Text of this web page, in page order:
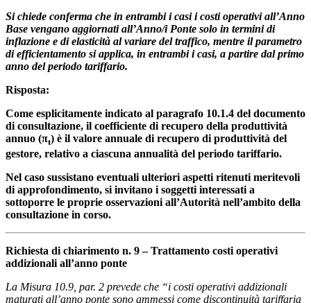
Si chiede conferma che in entrambi i casi i costi operativi all’Anno
Base vengano aggiornati all’Anno/i Ponte solo in termini di
inflazione e di elasticità al variare del traffico, mentre il parametro
di efficientamento si applica, in entrambi i casi, a partire dal primo
anno del periodo tariffario.
Risposta:
Come esplicitamente indicato al paragrafo 10.1.4 del documento
di consultazione, il coefficiente di recupero della produttività
annuo (πt) è il valore annuale di recupero di produttività del
gestore, relativo a ciascuna annualità del periodo tariffario.
Nel caso sussistano eventuali ulteriori aspetti ritenuti meritevoli
di approfondimento, si invitano i soggetti interessati a
sottoporre le proprie osservazioni all’Autorità nell’ambito della
consultazione in corso.
Richiesta di chiarimento n. 9 – Trattamento costi operativi
addizionali all’anno ponte
La Misura 10.9, par. 2 prevede che “i costi operativi addizionali
maturati all’anno ponte sono ammessi come discontinuità tariffaria